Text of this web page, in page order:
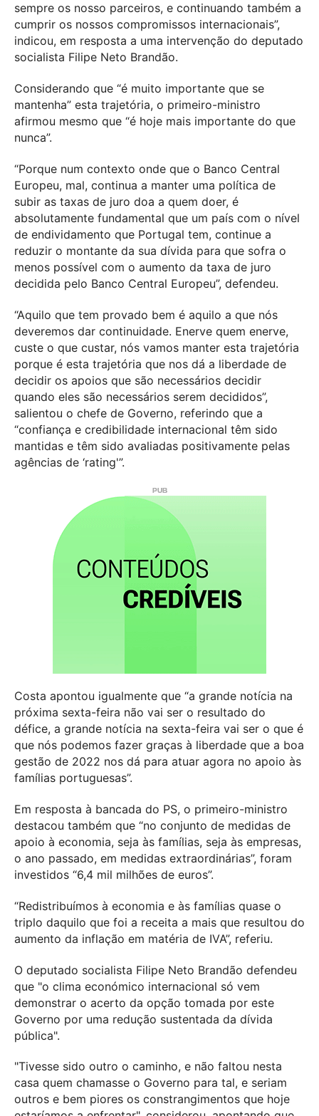
sempre os nosso parceiros, e continuando também a
cumprir os nossos compromissos internacionais”,
indicou, em resposta a uma intervenção do deputado
socialista Filipe Neto Brandão.
Considerando que “é muito importante que se
mantenha” esta trajetória, o primeiro-ministro
afirmou mesmo que “é hoje mais importante do que
nunca”.
“Porque num contexto onde que o Banco Central
Europeu, mal, continua a manter uma política de
subir as taxas de juro doa a quem doer, é
absolutamente fundamental que um país com o nível
de endividamento que Portugal tem, continue a
reduzir o montante da sua dívida para que sofra o
menos possível com o aumento da taxa de juro
decidida pelo Banco Central Europeu”, defendeu.
“Aquilo que tem provado bem é aquilo a que nós
deveremos dar continuidade. Enerve quem enerve,
custe o que custar, nós vamos manter esta trajetória
porque é esta trajetória que nos dá a liberdade de
decidir os apoios que são necessários decidir
quando eles são necessários serem decididos”,
salientou o chefe de Governo, referindo que a
“confiança e credibilidade internacional têm sido
mantidas e têm sido avaliadas positivamente pelas
agências de ‘rating'”.
Costa apontou igualmente que “a grande notícia na
próxima sexta-feira não vai ser o resultado do
défice, a grande notícia na sexta-feira vai ser o que é
que nós podemos fazer graças à liberdade que a boa
gestão de 2022 nos dá para atuar agora no apoio às
famílias portuguesas”.
Em resposta à bancada do PS, o primeiro-ministro
destacou também que “no conjunto de medidas de
apoio à economia, seja às famílias, seja às empresas,
o ano passado, em medidas extraordinárias”, foram
investidos “6,4 mil milhões de euros”.
“Redistribuímos à economia e às famílias quase o
triplo daquilo que foi a receita a mais que resultou do
aumento da inflação em matéria de IVA”, referiu.
O deputado socialista Filipe Neto Brandão defendeu
que "o clima económico internacional só vem
demonstrar o acerto da opção tomada por este
Governo por uma redução sustentada da dívida
pública".
"Tivesse sido outro o caminho, e não faltou nesta
casa quem chamasse o Governo para tal, e seriam
outros e bem piores os constrangimentos que hoje